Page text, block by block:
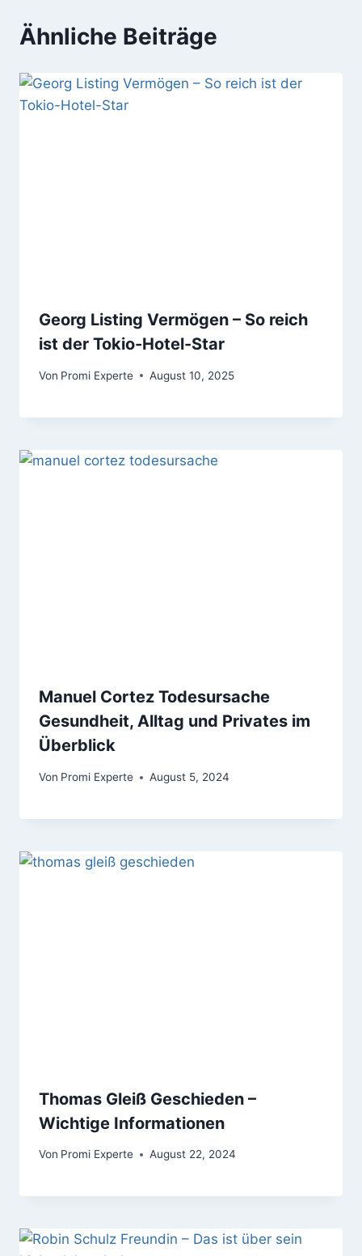
Ähnliche Beiträge
Georg Listing Vermögen – So reich
ist der Tokio-Hotel-Star
Von Promi Experte August 10, 2025
Manuel Cortez Todesursache
Gesundheit, Alltag und Privates im
Überblick
Von Promi Experte August 5, 2024
Thomas Gleiß Geschieden –
Wichtige Informationen
Von Promi Experte August 22, 2024